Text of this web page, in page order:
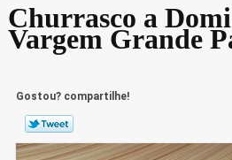
Churrasco a
Vargem Grande
Gostou? compartilhe!